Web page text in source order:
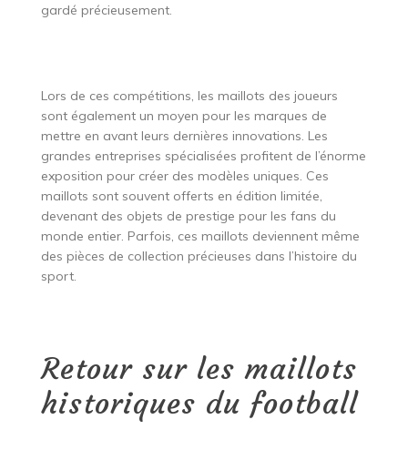
gardé précieusement.
Lors de ces compétitions, les maillots des joueurs
sont également un moyen pour les marques de
mettre en avant leurs dernières innovations. Les
grandes entreprises spécialisées profitent de l’énorme
exposition pour créer des modèles uniques. Ces
maillots sont souvent offerts en édition limitée,
devenant des objets de prestige pour les fans du
monde entier. Parfois, ces maillots deviennent même
des pièces de collection précieuses dans l’histoire du
sport.
Retour sur les maillots
historiques du football